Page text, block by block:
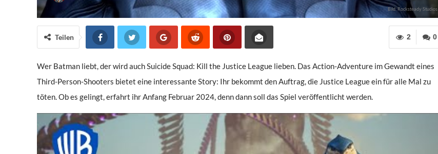
Bild: Rocksteady Studios
0
2
Teilen
Wer Batman liebt, der wird auch Suicide Squad: Kill the Justice League lieben. Das Action-Adventure im Gewandt eines
Third-Person-Shooters bietet eine interessante Story: Ihr bekommt den Auftrag, die Justice League ein für alle Mal zu
töten. Ob es gelingt, erfahrt ihr Anfang Februar 2024, denn dann soll das Spiel veröffentlicht werden.